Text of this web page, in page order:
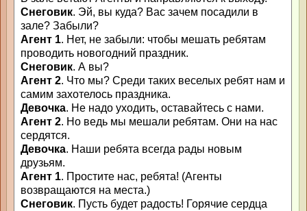
Снеговик. Эй, вы куда? Вас зачем посадили в
зале? Забыли?
Агент 1. Нет, не забыли: чтобы мешать ребятам
проводить новогодний праздник.
Снеговик. А вы?
Агент 2. Что мы? Среди таких веселых ребят нам и
самим захотелось праздника.
Девочка. Не надо уходить, оставайтесь с нами.
Агент 2. Но ведь мы мешали ребятам. Они на нас
сердятся.
Девочка. Наши ребята всегда рады новым
друзьям.
Агент 1. Простите нас, ребята! (Агенты
возвращаются на места.)
Снеговик. Пусть будет радость! Горячие сердца